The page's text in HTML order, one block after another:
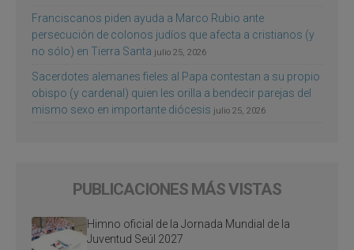
Franciscanos piden ayuda a Marco Rubio ante
persecución de colonos judíos que afecta a cristianos (y
no sólo) en Tierra Santa julio 25, 2026
Sacerdotes alemanes fieles al Papa contestan a su propio
obispo (y cardenal) quien les orilla a bendecir parejas del
mismo sexo en importante diócesis julio 25, 2026
PUBLICACIONES MÁS VISTAS
Himno oficial de la Jornada Mundial de la
Juventud Seúl 2027